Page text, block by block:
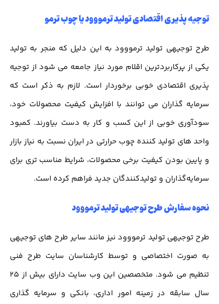
توجیه پذیری اقتصادی تولید ترمووود یا چوب ترمو
طرح توجیهی تولید ترمووود به این دلیل که منجر به تولید
یکی از پرکاربردترین اقلام مورد نیاز جامعه می‌ شود از توجیه
پذیری اقتصادی خوبی برخوردار است. لازم به ذکر است که
سرمایه گذاران می توانند با افزایش کیفیت محصولات خود،
سودآوری خوبی از این کسب و کار به دست بیاورند. کمبود
واحد های تولید کننده چوب حرارتی در ایران نسبت به نیاز بازار
و پایین بودن کیفیت برخی محصولات، شرایط مناسب تری برای
سرمایه‌گذاران و تولیدکنندگان جدید فراهم کرده است.
نحوه سفارش طرح توجیهی تولید ترمووود
طرح توجیهی تولید ترمووود نیز مانند سایر طرح ‌های توجیهی
به صورت اختصاصی و توسط کارشناسان سایت طرح فنی
تنظیم می شود. متخصصین این وب سایت دارای بیش از ۲۵
سال سابقه در زمینه امور اداری، بانکی و سرمایه گذاری